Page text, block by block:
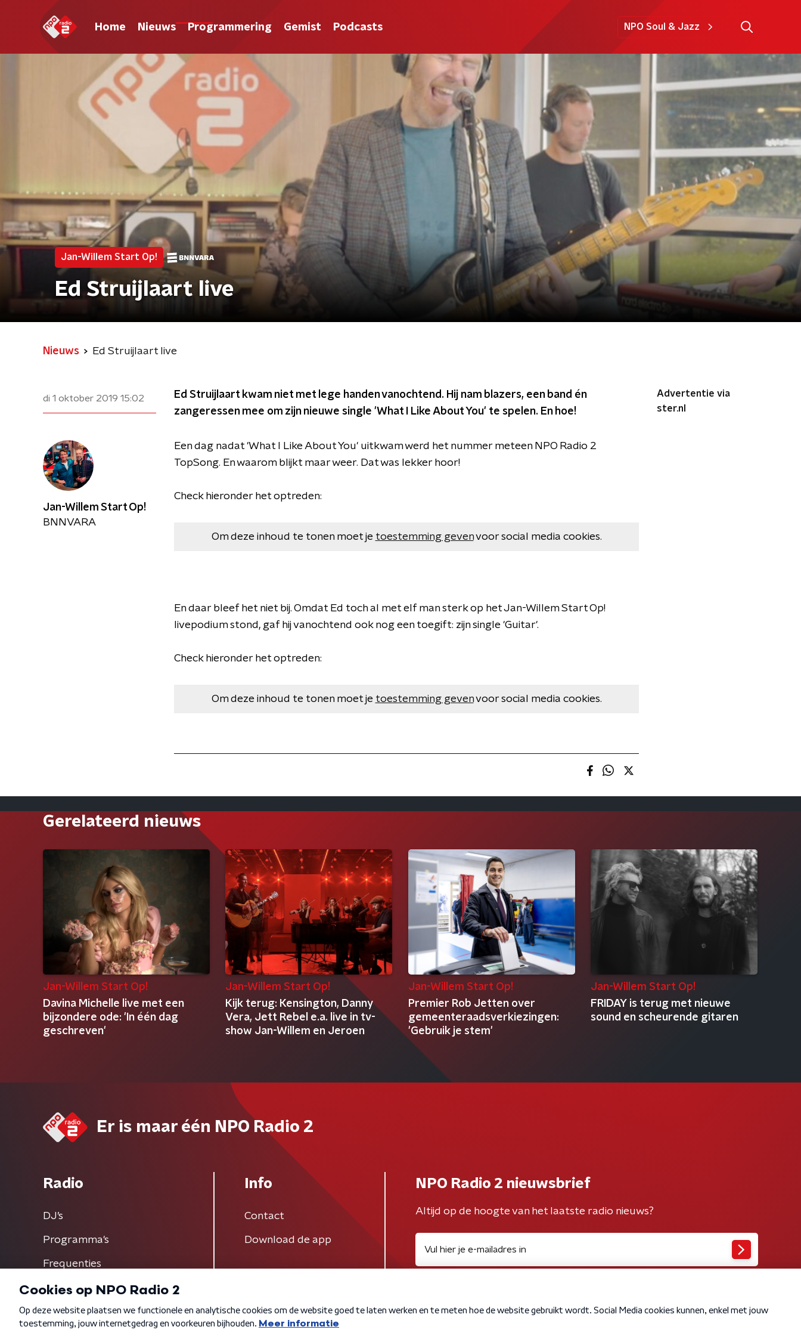
Home Nieuws Programmering Gemist Podcasts NPO Soul & Jazz
Jan-Willem Start Op!
Ed Struijlaart live
Nieuws Ed Struijlaart live
di 1 oktober 2019 15:02
Ed Struijlaart kwam niet met lege handen vanochtend. Hij nam blazers, een band én
zangeressen mee om zijn nieuwe single 'What I Like About You' te spelen. En hoe!
Een dag nadat 'What I Like About You' uitkwam werd het nummer meteen NPO Radio 2
TopSong. En waarom blijkt maar weer. Dat was lekker hoor!
Check hieronder het optreden:
Om deze inhoud te tonen moet je toestemming gevenvoor social media cookies.
En daar bleef het niet bij. Omdat Ed toch al met elf man sterk op het Jan-Willem Start Op!
livepodium stond, gaf hij vanochtend ook nog een toegift: zijn single 'Guitar'.
​Check hieronder het optreden:
Om deze inhoud te tonen moet je toestemming gevenvoor social media cookies.
Advertentie via
ster.nl
Jan-Willem Start Op!
BNNVARA
Gerelateerd nieuws
Jan-Willem Start Op!
Davina Michelle live met een
bijzondere ode: 'In één dag
geschreven'
Jan-Willem Start Op!
Kijk terug: Kensington, Danny
Vera, Jett Rebel e.a. live in tv-
show Jan-Willem en Jeroen
Jan-Willem Start Op!
Premier Rob Jetten over
gemeenteraadsverkiezingen:
'Gebruik je stem'
Jan-Willem Start Op!
FRIDAY is terug met nieuwe
sound en scheurende gitaren
Er is maar één NPO Radio 2
Radio
DJ’s
Programma's
Frequenties
Info
Contact
Download de app
NPO Radio 2 nieuwsbrief
Altijd op de hoogte van het laatste radio nieuws?
Algemene voorwaarden Privacybeleid